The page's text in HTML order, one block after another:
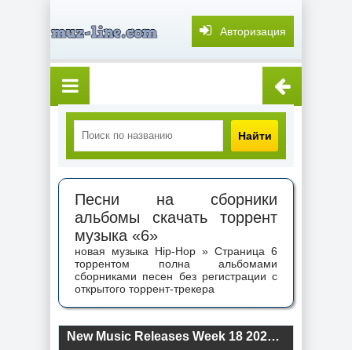
Авторизация
Найти
Песни на сборники
альбомы скачать торрент
музыка «6»
новая музыка Hip-Hop » Страница 6
торрентом полна альбомами
сборниками песен без регистрации с
открытого торрент-трекера
New Music Releases Week 18 2025 (2025) торрент